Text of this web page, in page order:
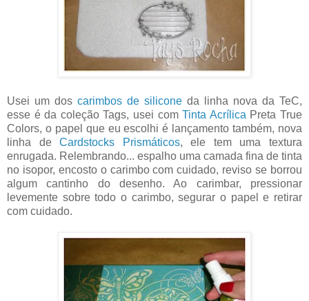
Usei um dos carimbos de silicone da linha nova da TeC,
esse é da coleção Tags, usei comTinta Acrílica Preta True
Colors, o papel que eu escolhi é lançamento também, nova
linha deCardstocks Prismáticos, ele tem uma textura
enrugada. Relembrando... espalho uma camada fina de tinta
no isopor, encosto o carimbo com cuidado, reviso se borrou
algum cantinho do desenho. Ao carimbar, pressionar
levemente sobre todo o carimbo, segurar o papel e retirar
com cuidado.